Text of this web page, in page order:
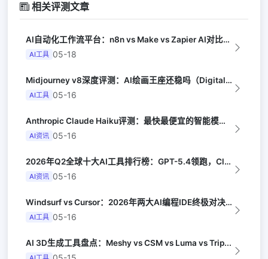
相关评测文章
AI自动化工作流平台：n8n vs Make vs Zapier AI对比（Au...
AI工具 05-18
Midjourney v8深度评测：AI绘画王座还稳吗（Digital Arts...
AI工具 05-16
Anthropic Claude Haiku评测：最快最便宜的智能模型（Late...
AI资讯 05-16
2026年Q2全球十大AI工具排行榜：GPT-5.4领跑，Claude Opus...
AI资讯 05-16
Windsurf vs Cursor：2026年两大AI编程IDE终极对决实测（...
AI工具 05-16
AI 3D生成工具盘点：Meshy vs CSM vs Luma vs Trip...